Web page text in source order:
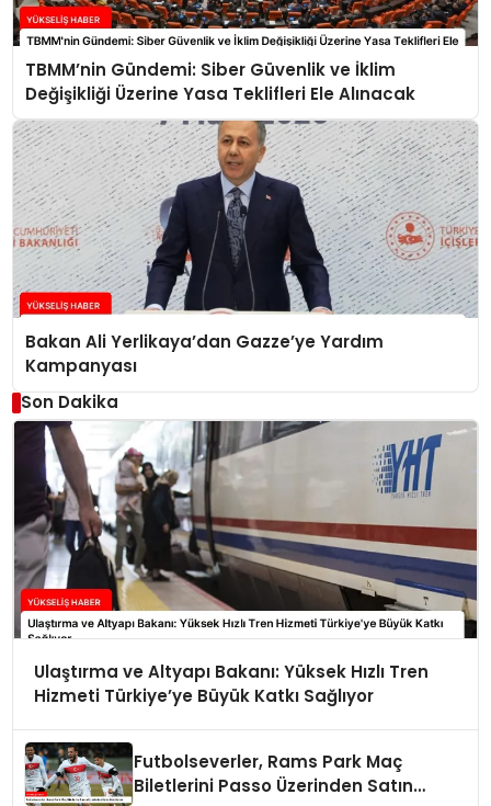
TBMM’nin Gündemi: Siber Güvenlik ve İklim
Değişikliği Üzerine Yasa Teklifleri Ele Alınacak
Bakan Ali Yerlikaya’dan Gazze’ye Yardım
Kampanyası
Son Dakika
Ulaştırma ve Altyapı Bakanı: Yüksek Hızlı Tren
Hizmeti Türkiye’ye Büyük Katkı Sağlıyor
Futbolseverler, Rams Park Maç
Biletlerini Passo Üzerinden Satın